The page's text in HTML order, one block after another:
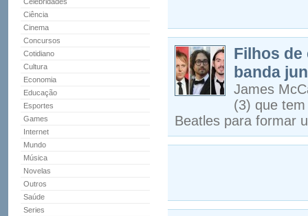
Ciência
Cinema
Concursos
Cotidiano
Cultura
Economia
Educação
Esportes
Games
Internet
Mundo
Música
Novelas
Outros
Saúde
Series
Filhos de
banda
James
(3) que
Beatles para formar